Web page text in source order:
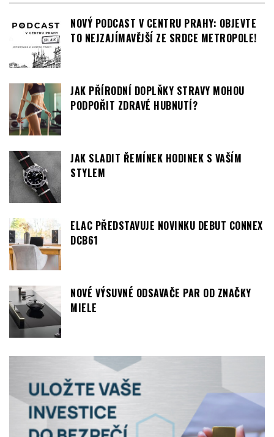
NOVÝ PODCAST V CENTRU PRAHY: OBJEVTE
TO NEJZAJÍMAVĚJŠÍ ZE SRDCE METROPOLE!
JAK PŘÍRODNÍ DOPLŇKY STRAVY MOHOU
PODPOŘIT ZDRAVÉ HUBNUTÍ?
JAK SLADIT ŘEMÍNEK HODINEK S VAŠÍM
STYLEM
ELAC PŘEDSTAVUJE NOVINKU DEBUT CONNEX
DCB61
NOVÉ VÝSUVNÉ ODSAVAČE PAR OD ZNAČKY
MIELE